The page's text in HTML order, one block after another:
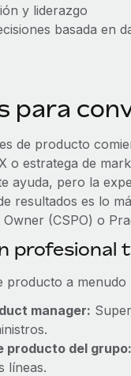
y liderazgo
basada en
para
de producto
o estratega de
ayuda, pero la
resultados es lo
(CSPO) o
profesional
producto a
manager:
producto del grupo:
líneas.